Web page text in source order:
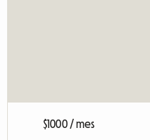
$1000 / mes